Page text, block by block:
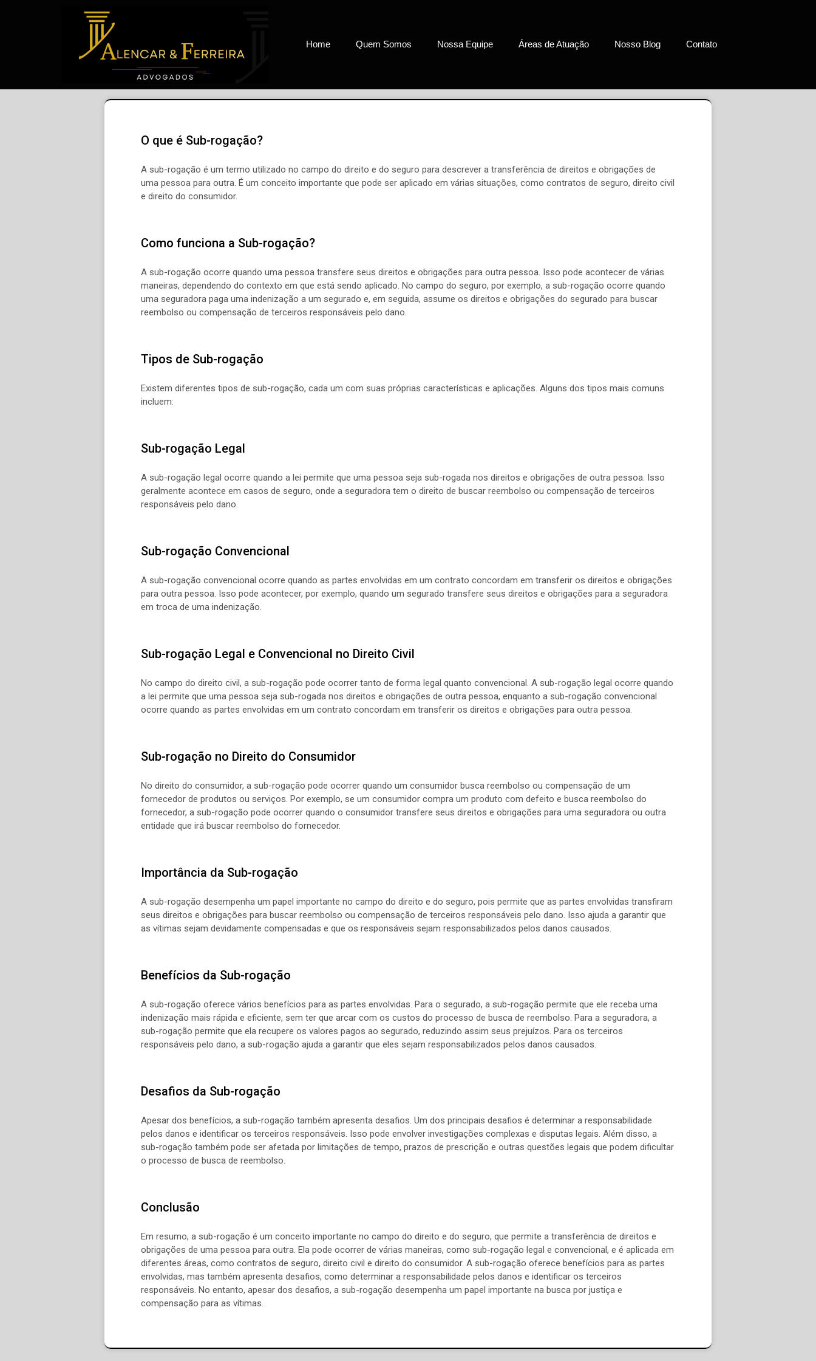
Home Quem Somos Nossa Equipe Áreas de Atuação Nosso Blog Contato
O que é Sub-rogação?
A sub-rogação é um termo utilizado no campo do direito e do seguro para descrever a transferência de direitos e obrigações de
uma pessoa para outra. É um conceito importante que pode ser aplicado em várias situações, como contratos de seguro, direito civil
e direito do consumidor.
Como funciona a Sub-rogação?
A sub-rogação ocorre quando uma pessoa transfere seus direitos e obrigações para outra pessoa. Isso pode acontecer de várias
maneiras, dependendo do contexto em que está sendo aplicado. No campo do seguro, por exemplo, a sub-rogação ocorre quando
uma seguradora paga uma indenização a um segurado e, em seguida, assume os direitos e obrigações do segurado para buscar
reembolso ou compensação de terceiros responsáveis pelo dano.
Tipos de Sub-rogação
Existem diferentes tipos de sub-rogação, cada um com suas próprias características e aplicações. Alguns dos tipos mais comuns
incluem:
Sub-rogação Legal
A sub-rogação legal ocorre quando a lei permite que uma pessoa seja sub-rogada nos direitos e obrigações de outra pessoa. Isso
geralmente acontece em casos de seguro, onde a seguradora tem o direito de buscar reembolso ou compensação de terceiros
responsáveis pelo dano.
Sub-rogação Convencional
A sub-rogação convencional ocorre quando as partes envolvidas em um contrato concordam em transferir os direitos e obrigações
para outra pessoa. Isso pode acontecer, por exemplo, quando um segurado transfere seus direitos e obrigações para a seguradora
em troca de uma indenização.
Sub-rogação Legal e Convencional no Direito Civil
No campo do direito civil, a sub-rogação pode ocorrer tanto de forma legal quanto convencional. A sub-rogação legal ocorre quando
a lei permite que uma pessoa seja sub-rogada nos direitos e obrigações de outra pessoa, enquanto a sub-rogação convencional
ocorre quando as partes envolvidas em um contrato concordam em transferir os direitos e obrigações para outra pessoa.
Sub-rogação no Direito do Consumidor
No direito do consumidor, a sub-rogação pode ocorrer quando um consumidor busca reembolso ou compensação de um
fornecedor de produtos ou serviços. Por exemplo, se um consumidor compra um produto com defeito e busca reembolso do
fornecedor, a sub-rogação pode ocorrer quando o consumidor transfere seus direitos e obrigações para uma seguradora ou outra
entidade que irá buscar reembolso do fornecedor.
Importância da Sub-rogação
A sub-rogação desempenha um papel importante no campo do direito e do seguro, pois permite que as partes envolvidas transfiram
seus direitos e obrigações para buscar reembolso ou compensação de terceiros responsáveis pelo dano. Isso ajuda a garantir que
as vítimas sejam devidamente compensadas e que os responsáveis sejam responsabilizados pelos danos causados.
Benefícios da Sub-rogação
A sub-rogação oferece vários benefícios para as partes envolvidas. Para o segurado, a sub-rogação permite que ele receba uma
indenização mais rápida e eficiente, sem ter que arcar com os custos do processo de busca de reembolso. Para a seguradora, a
sub-rogação permite que ela recupere os valores pagos ao segurado, reduzindo assim seus prejuízos. Para os terceiros
responsáveis pelo dano, a sub-rogação ajuda a garantir que eles sejam responsabilizados pelos danos causados.
Desafios da Sub-rogação
Apesar dos benefícios, a sub-rogação também apresenta desafios. Um dos principais desafios é determinar a responsabilidade
pelos danos e identificar os terceiros responsáveis. Isso pode envolver investigações complexas e disputas legais. Além disso, a
sub-rogação também pode ser afetada por limitações de tempo, prazos de prescrição e outras questões legais que podem dificultar
o processo de busca de reembolso.
Conclusão
Em resumo, a sub-rogação é um conceito importante no campo do direito e do seguro, que permite a transferência de direitos e
obrigações de uma pessoa para outra. Ela pode ocorrer de várias maneiras, como sub-rogação legal e convencional, e é aplicada em
diferentes áreas, como contratos de seguro, direito civil e direito do consumidor. A sub-rogação oferece benefícios para as partes
envolvidas, mas também apresenta desafios, como determinar a responsabilidade pelos danos e identificar os terceiros
responsáveis. No entanto, apesar dos desafios, a sub-rogação desempenha um papel importante na busca por justiça e
compensação para as vítimas.